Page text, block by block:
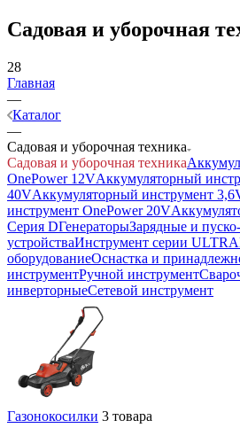
Садовая и уборочная
28
Главная
—
Каталог
—
Садовая и уборочная техника
Садовая и уборочная техника
OnePower 12VАккумуляторный
40VАккумуляторный инструмент
инструмент OnePower 20V
Серия DГенераторыЗарядные и
устройстваИнструмент серии ULTRA
оборудованиеОснастка и
инструментРучной инструмент
инверторныеСетевой инструмент
Газонокосилки 3 товара